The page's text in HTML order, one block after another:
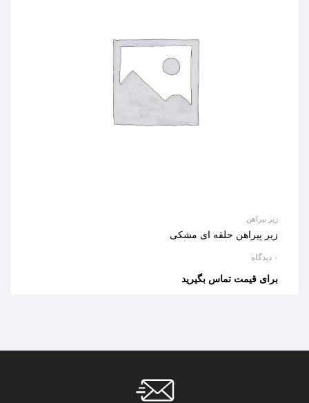
زیر پیراهن
زیر پیراهن حلقه ای مشکی
۰ دیدگاه
برای قیمت تماس بگیرید